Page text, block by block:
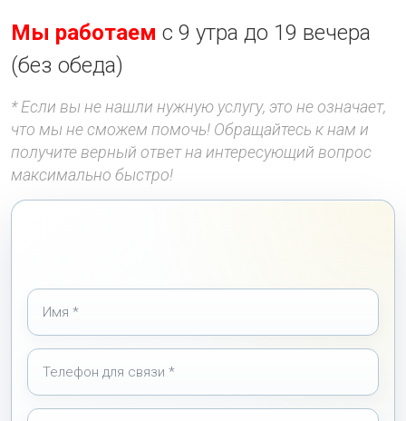
Мы работаем с 9 утра до 19 вечера
(без обеда)
* Если вы не нашли нужную услугу, это не означает,
что мы не сможем помочь! Обращайтесь к нам и
получите верный ответ на интересующий вопрос
максимально быстро!